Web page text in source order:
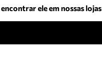
encontrar ele em nossas lojas